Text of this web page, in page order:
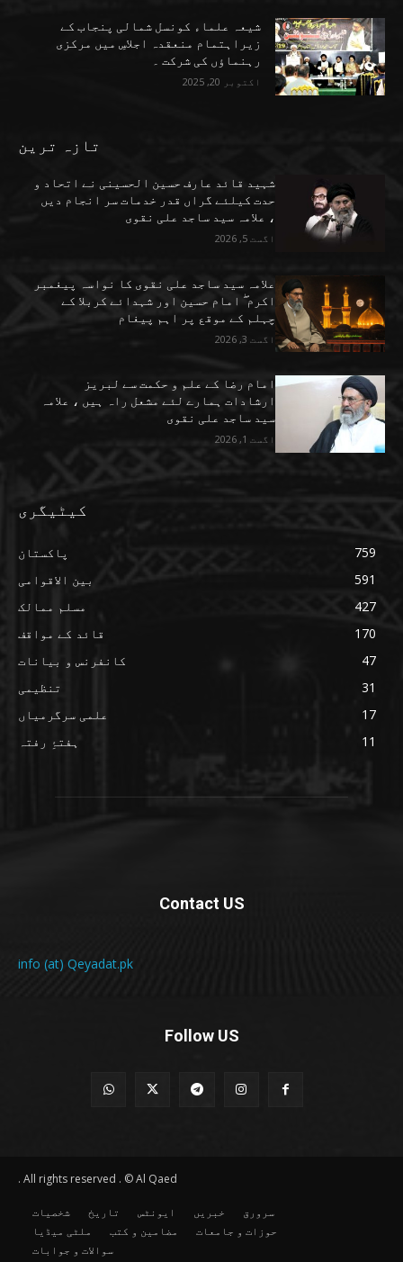
شیعہ علماء کونسل شمالی پنجاب کے
زیراہتمام منعقدہ اجلاسِ میں مرکزی
رہنماؤں کی شرکت ۔
اکتوبر 20, 2025
تازہ ترین
شہید قائد عارف حسین الحسینی نے اتحاد و
حدت کیلئے گراں قدر خدمات سر انجام دیں
، علامہ سید ساجد علی نقوی
اگست 5, 2026
علامہ سید ساجد علی نقوی کا نواسہ پیغمبر
اکرم ۖ امام حسین اور شہدائے کربلا کے
چہلم کے موقع پر اہم پیغام
اگست 3, 2026
امام رضا کے علم و حکمت سے لبریز
ارشادات ہمارے لئے مشعل راہ ہیں ، علامہ
سید ساجد علی نقوی
اگست 1, 2026
کیٹیگری
پاکستان
759
بین الاقوامی
591
مسلم ممالک
427
قائد کے مواقف
170
کانفرنس و بیانات
47
تنظیمی
31
علمی سرگرمیاں
17
ہفتۂِ رفتہ
11
Contact US
info (at) Qeyadat.pk
Follow US
All rights reserved . © Al Qaed .
سرورق خبریں ایونٹس تاریخ
شخصیات
حوزات و جامعات
مضامین و کتب
ملٹی میڈیا
سوالات و جوابات